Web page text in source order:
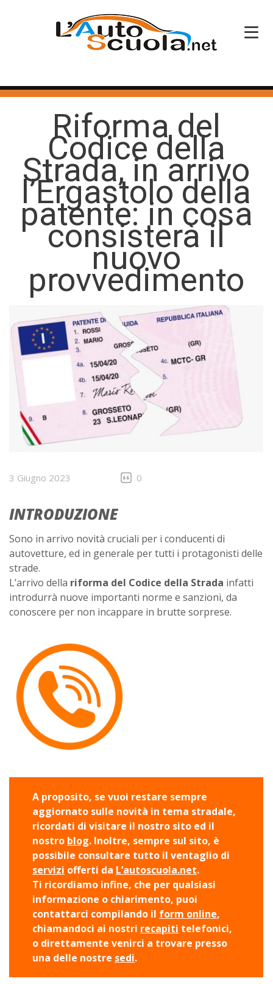
HOME
CORSI PATENTE
CORSI PROFESSIONALI
PERCHÉ SCEGLIERCI
BLOG
Riforma del
Codice della
Strada, in arrivo
l’Ergastolo della
patente: in cosa
consisterà il
nuovo
provvedimento
3 Giugno 2023 0
INTRODUZIONE
Sono in arrivo novità cruciali per i conducenti di
autovetture, ed in generale per tutti i protagonisti delle
strade.
L’arrivo della riforma del Codice della Strada infatti
introdurrà nuove importanti norme e sanzioni, da
conoscere per non incappare in brutte sorprese.
A proposito, se vuoi restare sempre
aggiornato sulle novità in tema stradale,
ricordati di visitare il nostro sito ed il
nostro blog. Inoltre, sempre sul sito, è
possibile consultare tutto il ventaglio di
servizi offerti da L’autoscuola.net.
Ti ricordiamo infine, che per qualsiasi
informazione o chiarimento, puoi
contattarci compilando il form online,
chiamandoci ai nostri recapiti telefonici,
o direttamente venirci a trovare presso
una delle nostre sedi.